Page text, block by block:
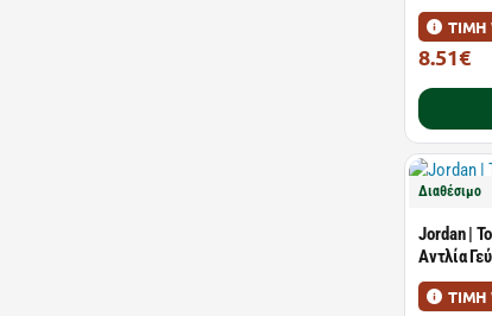
ΤΙΜΗ
8.51€
Διαθέσιμο
Jordan |
Αντλία
ΤΙΜΗ